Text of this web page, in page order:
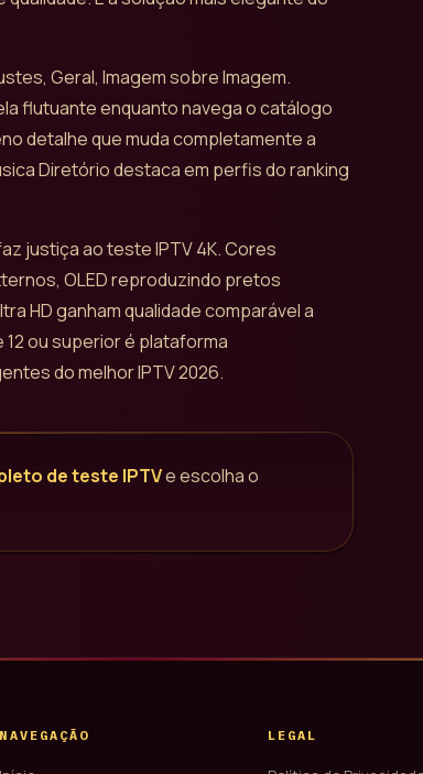
Geral, Imagem sobre Imagem.
flutuante enquanto navega o catálogo
detalhe que muda completamente a
Diretório destaca em perfis do ranking
justiça ao teste IPTV 4K. Cores
OLED reproduzindo pretos
HD ganham qualidade comparável a
12 ou superior é plataforma
do melhor IPTV 2026.
de teste IPTVe escolha o
NAVEGAÇÃO LEGAL